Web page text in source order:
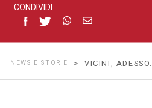
CONDIVIDI
NEWS E STORIE > VICINI, ADESSO.